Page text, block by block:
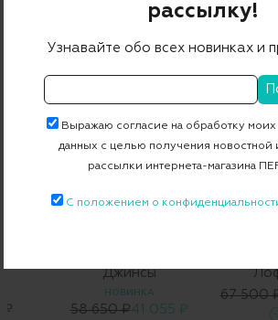
₽
Джинсы
НОВИНКА
58 650 ₽41 055 ₽
67 500
-
рассылку!
Узнавайте обо всех новинках и
Выражаю согласие на обработку
данных с целью получения новостной
рассылки интернета-магазина
С положением о